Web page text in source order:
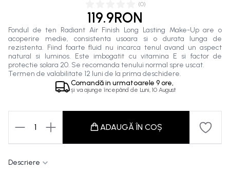
(0)
119.9RON
Fondul de ten Radiant Air Finish Long Lasting Make-Up are o
acoperire medie, consistenta usoara si o durata lunga de
rezistenta. Fiind foarte fluid nu incarca tenul avand un aspect
natural si luminos. Este imbogatit cu vitamina E si factor de
protectie solara 20. Se recomanda tenului normal spre uscat.
Termen de valabilitate 12 luni de la prima deschidere.
Comandă in urmatoarele 9 ore,
și va ajunge începând de Luni, 10 August
1 ADAUGĂ ÎN COȘ
Descriere